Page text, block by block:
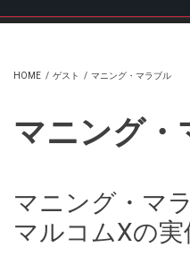
HOME / ゲスト / マニング・マラブル
マニング・
マニング・マ
マルコムXの実